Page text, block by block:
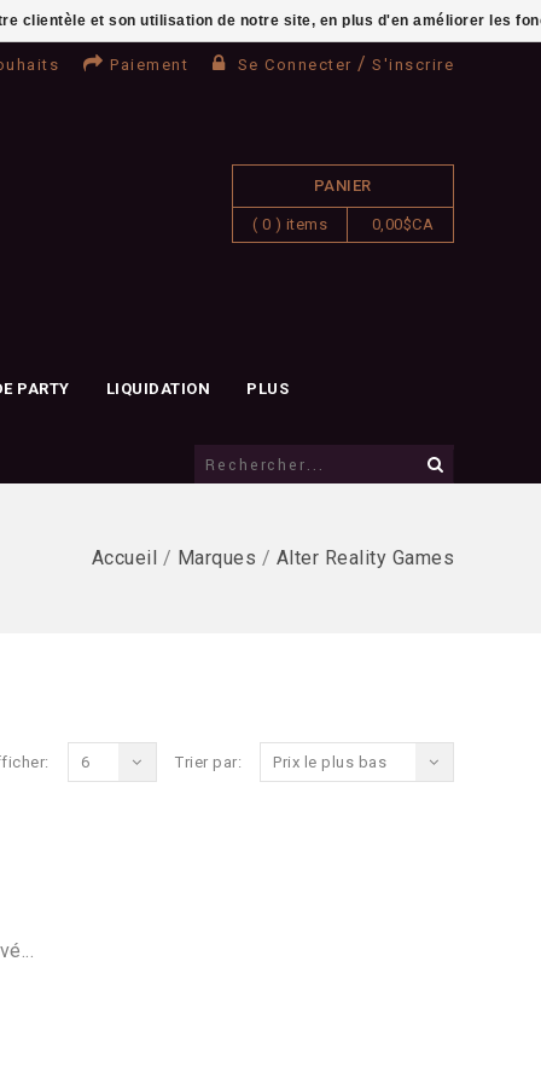
Paiement Se Connecter / S'inscrire
PANIER
( 0 ) items 0,00$CA
PARTY LIQUIDATION PLUS
Accueil / Marques / Alter Reality Games
Trier par: Prix le plus bas
6
clientèle et son utilisation de notre site, en plus d'en améliorer les